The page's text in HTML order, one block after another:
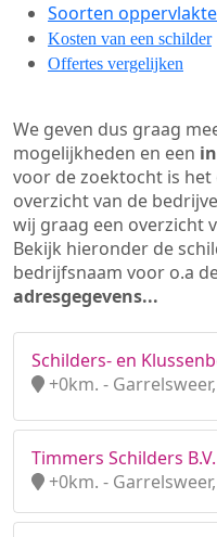
Soorten
Kosten van een schilder
Offertes vergelijken
We geven dus graag
mogelijkheden en een
voor de zoektocht is
overzicht van de
wij graag een overzicht
Bekijk hieronder de
bedrijfsnaam voor o.a
adresgegevens...
Schilders- en
+0km. -
Timmers Schilders B.V.
+0km. -